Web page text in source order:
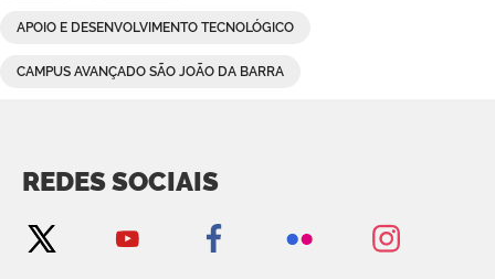
APOIO E DESENVOLVIMENTO TECNOLÓGICO
CAMPUS AVANÇADO SÃO JOÃO DA BARRA
REDES SOCIAIS